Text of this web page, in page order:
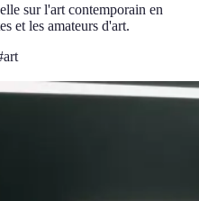
sur l'art contemporain en
et les amateurs d'art.
art